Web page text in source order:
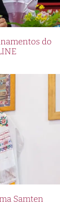
do
Samten